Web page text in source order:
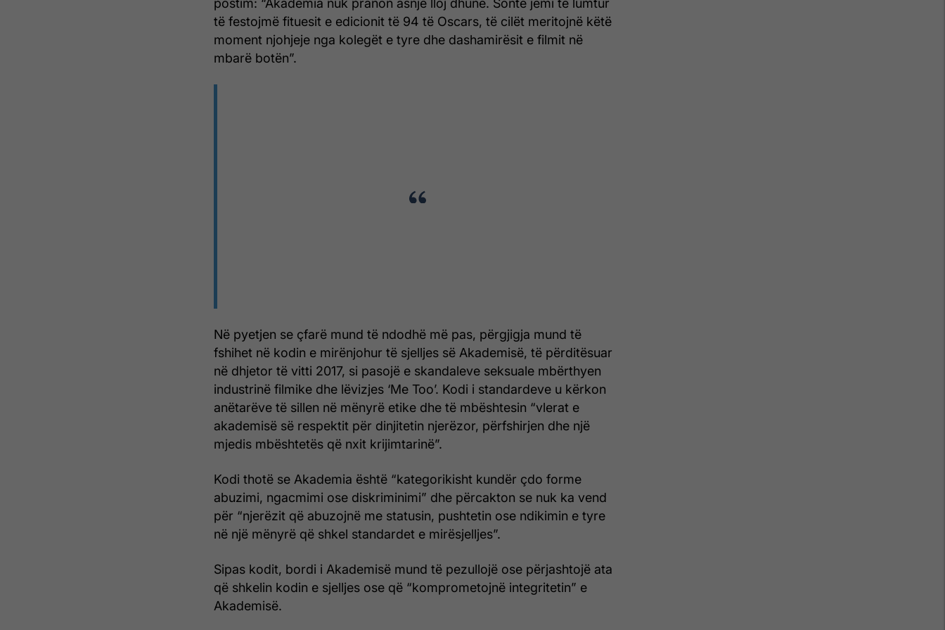
postim: “Akademia nuk pranon asnjë lloj dhune. Sonte jemi të lumtur
të festojmë fituesit e edicionit të 94 të Oscars, të cilët meritojnë këtë
moment njohjeje nga kolegët e tyre dhe dashamirësit e filmit në
mbarë botën”.
Në pyetjen se çfarë mund të ndodhë më pas, përgjigja mund të
fshihet në kodin e mirënjohur të sjelljes së Akademisë, të përditësuar
në dhjetor të vitti 2017, si pasojë e skandaleve seksuale mbërthyen
industrinë filmike dhe lëvizjes ‘Me Too’. Kodi i standardeve u kërkon
anëtarëve të sillen në mënyrë etike dhe të mbështesin “vlerat e
akademisë së respektit për dinjitetin njerëzor, përfshirjen dhe një
mjedis mbështetës që nxit krijimtarinë”.
Kodi thotë se Akademia është “kategorikisht kundër çdo forme
abuzimi, ngacmimi ose diskriminimi” dhe përcakton se nuk ka vend
për “njerëzit që abuzojnë me statusin, pushtetin ose ndikimin e tyre
në një mënyrë që shkel standardet e mirësjelljes”.
Sipas kodit, bordi i Akademisë mund të pezullojë ose përjashtojë ata
që shkelin kodin e sjelljes ose që “komprometojnë integritetin” e
Akademisë.